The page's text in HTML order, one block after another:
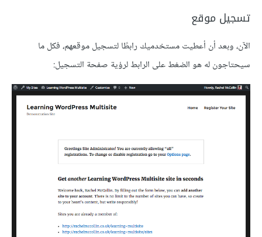
تسجيل موقع
الآن، وبعد أن أعطيت مستخدميك رابطًا لتسجيل موقعهم، فكل ما
سيحتاجون له هو الضغط على الرابط لرؤية صفحة التسجيل: